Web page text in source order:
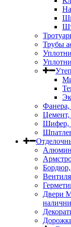
Трубы
Цемент,
Шифер,
Бордюр,
Двери